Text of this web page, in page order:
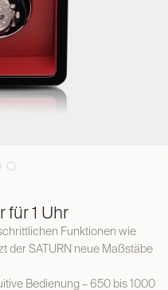
für 1 Uhr
Funktionen wie
der SATURN neue Maßstäbe
Bedienung – 650 bis 1000